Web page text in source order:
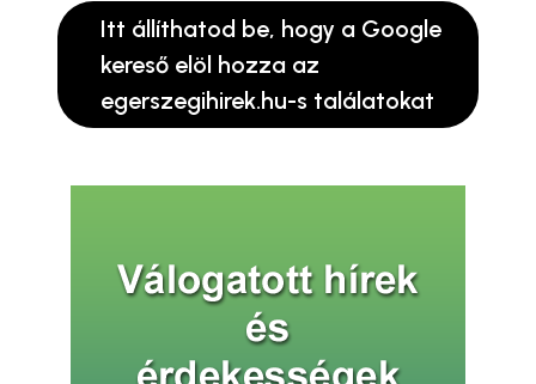
Itt állíthatod be, hogy a Google
kereső elöl hozza az
egerszegihirek.hu-s találatokat